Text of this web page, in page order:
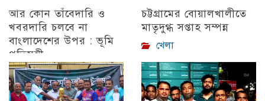
আর কোন তাঁবেদারি ও
খবরদারি চলবে না
বাংলাদেশের উপর : ভূমি
প্রতিমন্ত্রী
চট্টগ্রাম
চট্টগ্রামের বোয়ালখালীতে
মাতৃদুগ্ধ সপ্তাহ সম্পন্ন
খেলা